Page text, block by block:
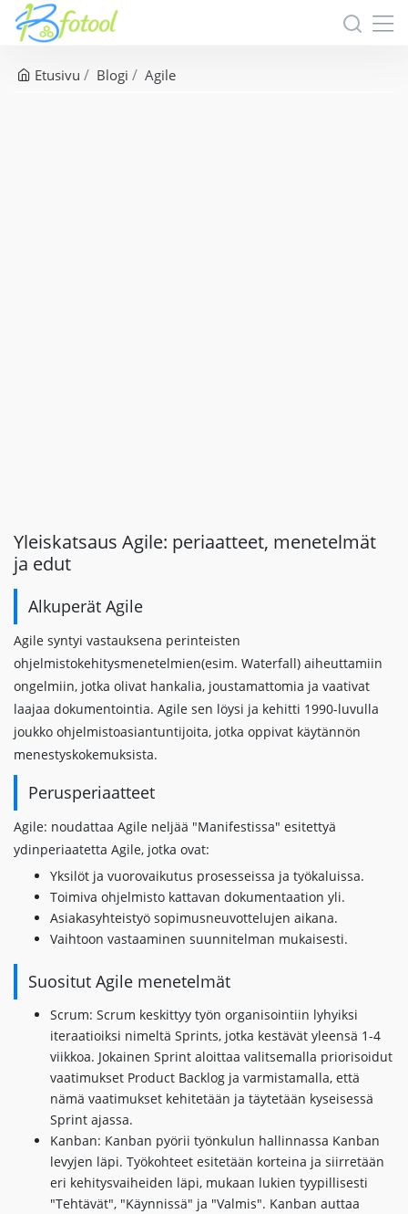
Etusivu Blogi Agile
Yleiskatsaus Agile: periaatteet, menetelmät
ja edut
Alkuperät Agile
Agile syntyi vastauksena perinteisten
ohjelmistokehitysmenetelmien(esim. Waterfall) aiheuttamiin
ongelmiin, jotka olivat hankalia, joustamattomia ja vaativat
laajaa dokumentointia. Agile sen löysi ja kehitti 1990-luvulla
joukko ohjelmistoasiantuntijoita, jotka oppivat käytännön
menestyskokemuksista.
Perusperiaatteet
Agile: noudattaa Agile neljää "Manifestissa" esitettyä
ydinperiaatetta Agile, jotka ovat:
Yksilöt ja vuorovaikutus prosesseissa ja työkaluissa.
Toimiva ohjelmisto kattavan dokumentaation yli.
Asiakasyhteistyö sopimusneuvottelujen aikana.
Vaihtoon vastaaminen suunnitelman mukaisesti.
Suositut Agile menetelmät
Scrum: Scrum keskittyy työn organisointiin lyhyiksi
iteraatioiksi nimeltä Sprints, jotka kestävät yleensä 1-4
viikkoa. Jokainen Sprint aloittaa valitsemalla priorisoidut
vaatimukset Product Backlog ja varmistamalla, että
nämä vaatimukset kehitetään ja täytetään kyseisessä
Sprint ajassa.
Kanban: Kanban pyörii työnkulun hallinnassa Kanban
levyjen läpi. Työkohteet esitetään korteina ja siirretään
eri kehitysvaiheiden läpi, mukaan lukien tyypillisesti
"Tehtävät", "Käynnissä" ja "Valmis". Kanban auttaa